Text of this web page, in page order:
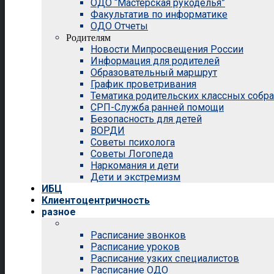
ОДО “Мастерская рукоделья”
Факультатив по информатике
ОДО Отчеты
Родителям
Новости Мипросвещения России
Информация для родителей
Образовательный маршрут
График проветривания
Тематика родительских классных
СРП-Служба ранней помощи
Безопасность для детей
ВОРДИ
Советы психолога
Советы Логопеда
Наркомания и дети
Дети и экстремизм
ИБЦ
Клиентоцентричность
разное
Расписание звонков
Расписание уроков
Расписание узких специалистов
Расписание ОДО